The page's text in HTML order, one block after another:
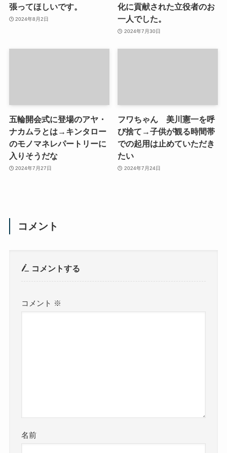
張ってほしいです。
2024年8月2日
化に貢献された立役者のお
一人でした。
2024年7月30日
五輪開会式に登場のアヤ・
ナカムラとは→キンタロー
のモノマネレパートリーに
入りそうだな
2024年7月27日
フワちゃん 美川憲一を呼
び捨て→子供が観る時間帯
での起用は止めていただき
たい
2024年7月24日
コメント
コメントする
コメント ※
名前